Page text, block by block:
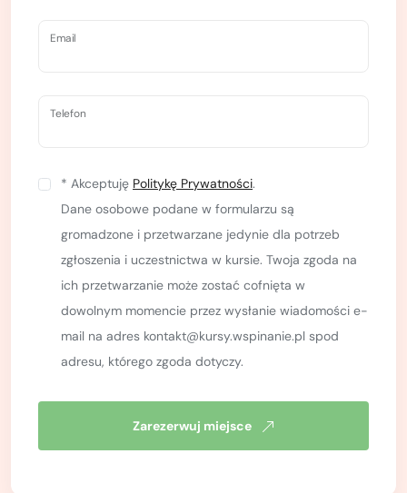
Email
Telefon
* Akceptuję Politykę Prywatności.
Dane osobowe podane w formularzu są
gromadzone i przetwarzane jedynie dla potrzeb
zgłoszenia i uczestnictwa w kursie. Twoja zgoda na
ich przetwarzanie może zostać cofnięta w
dowolnym momencie przez wysłanie wiadomości e-
mail na adres kontakt@kursy.wspinanie.pl spod
adresu, którego zgoda dotyczy.
Zarezerwuj miejsce